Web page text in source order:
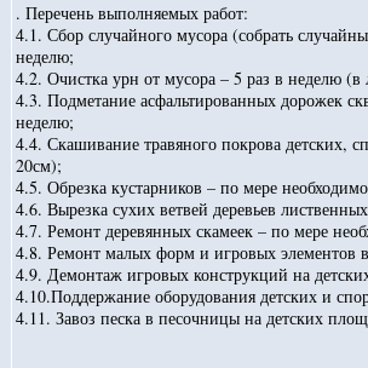
. Перечень выполняемых работ:
4.1. Сбор случайного мусора (собрать
неделю;
4.2. Очистка урн от мусора – 5 раз в неделю (в
4.3. Подметание асфальтированных дорожек
неделю;
4.4. Скашивание травяного покрова детских,
20см);
4.5. Обрезка кустарников – по мере
4.6. Вырезка сухих ветвей деревьев
4.7. Ремонт деревянных скамеек – по мере
4.8. Ремонт малых форм и игровых элементов
4.9. Демонтаж игровых конструкций на
4.10.Поддержание оборудования детских и
4.11. Завоз песка в песочницы на детских